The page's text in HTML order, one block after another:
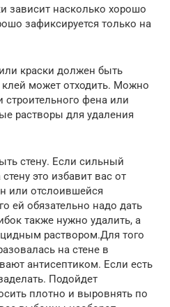
зависит насколько хорошо
зафиксируется только на
краски должен быть
может отходить. Можно
строительного фена или
растворы для удаления
стену. Если сильный
это избавит вас от
или отслоившейся
ей обязательно надо дать
также нужно удалить, а
раствором.Для того
на стене в
антисептиком. Если есть
Подойдет
плотно и выровнять по